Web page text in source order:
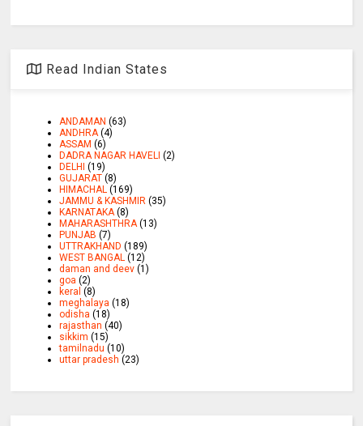
Read Indian States
ANDAMAN (63)
ANDHRA (4)
ASSAM (6)
DADRA NAGAR HAVELI (2)
DELHI
(19)
GUJARAT (8)
HIMACHAL (169)
JAMMU & KASHMIR (35)
KARNATAKA (8)
MAHARASHTHRA (13)
PUNJAB (7)
UTTRAKHAND (189)
WEST BANGAL (12)
daman and deev (1)
goa (2)
keral (8)
meghalaya (18)
odisha (18)
rajasthan (40)
sikkim (15)
tamilnadu (10)
uttar pradesh (23)